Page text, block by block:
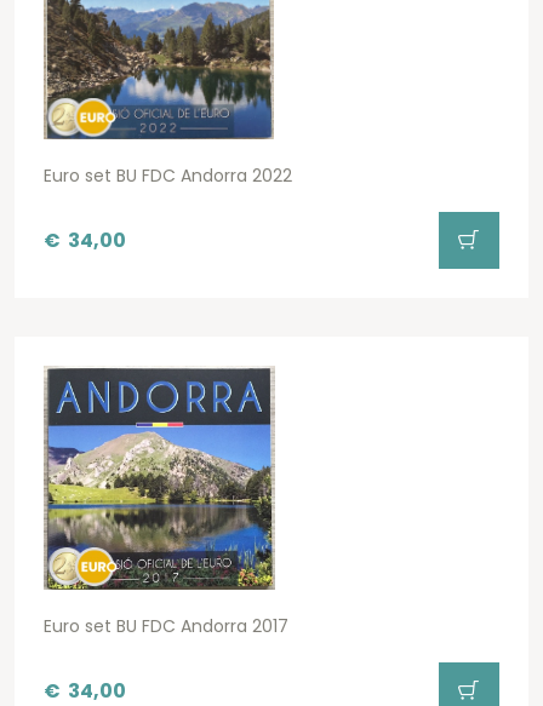
Euro set BU FDC Andorra 2022
€ 34,00
Euro set BU FDC Andorra 2017
€ 34,00